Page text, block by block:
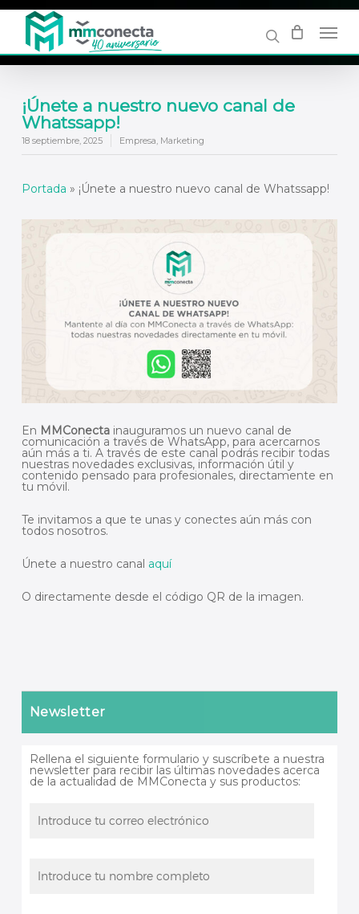
content
¡Únete a nuestro nuevo canal de
Whatssapp!
18 septiembre, 2025 Empresa, Marketing
Portada » ¡Únete a nuestro nuevo canal de Whatssapp!
En MMConectainauguramos un nuevo canal de
comunicación a través de WhatsApp, para acercarnos
aún más a ti. A través de este canal podrás recibir todas
nuestras novedades exclusivas, información útil y
contenido pensado para profesionales, directamente en
tu móvil.
Te invitamos a que te unas y conectes aún más con
todos nosotros.
Únete a nuestro canal aquí
O directamente desde el código QR de la imagen.
Newsletter
Rellena el siguiente formulario y suscríbete a nuestra
newsletter para recibir las últimas novedades acerca
de la actualidad de MMConecta y sus productos: